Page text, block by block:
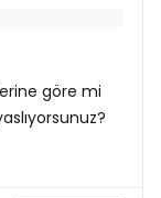
göre mi